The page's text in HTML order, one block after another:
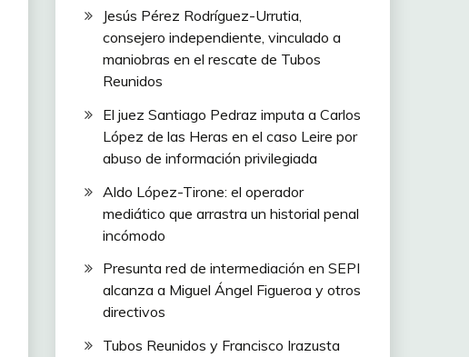
Jesús Pérez Rodríguez-Urrutia,
consejero independiente, vinculado a
maniobras en el rescate de Tubos
Reunidos
El juez Santiago Pedraz imputa a Carlos
López de las Heras en el caso Leire por
abuso de información privilegiada
Aldo López-Tirone: el operador
mediático que arrastra un historial penal
incómodo
Presunta red de intermediación en SEPI
alcanza a Miguel Ángel Figueroa y otros
directivos
Tubos Reunidos y Francisco Irazusta